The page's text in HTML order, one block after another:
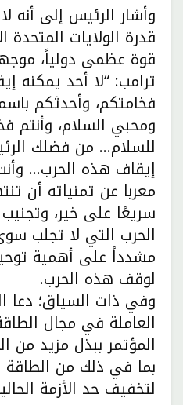
وأشار الرئيس إلى
قدرة الولايات المتحدة
قوة عظمى دولياً،
ترامب: “لا أحد يمكنه
فخامتكم، وأحدثكم
ومحبي السلام، وأنتم
للسلام… من فضلك
إيقاف هذه الحرب…
معربا عن تمنياته أن
سريعًا على خير،
الحرب التي لا تجلب
مشدداً على أهمية
لوقف هذه الحرب.
وفي ذات السياق؛ دعا
العاملة في مجال
المؤتمر ببذل مزيد من
بما في ذلك من الطاقة
لتخفيف حد الأزمة